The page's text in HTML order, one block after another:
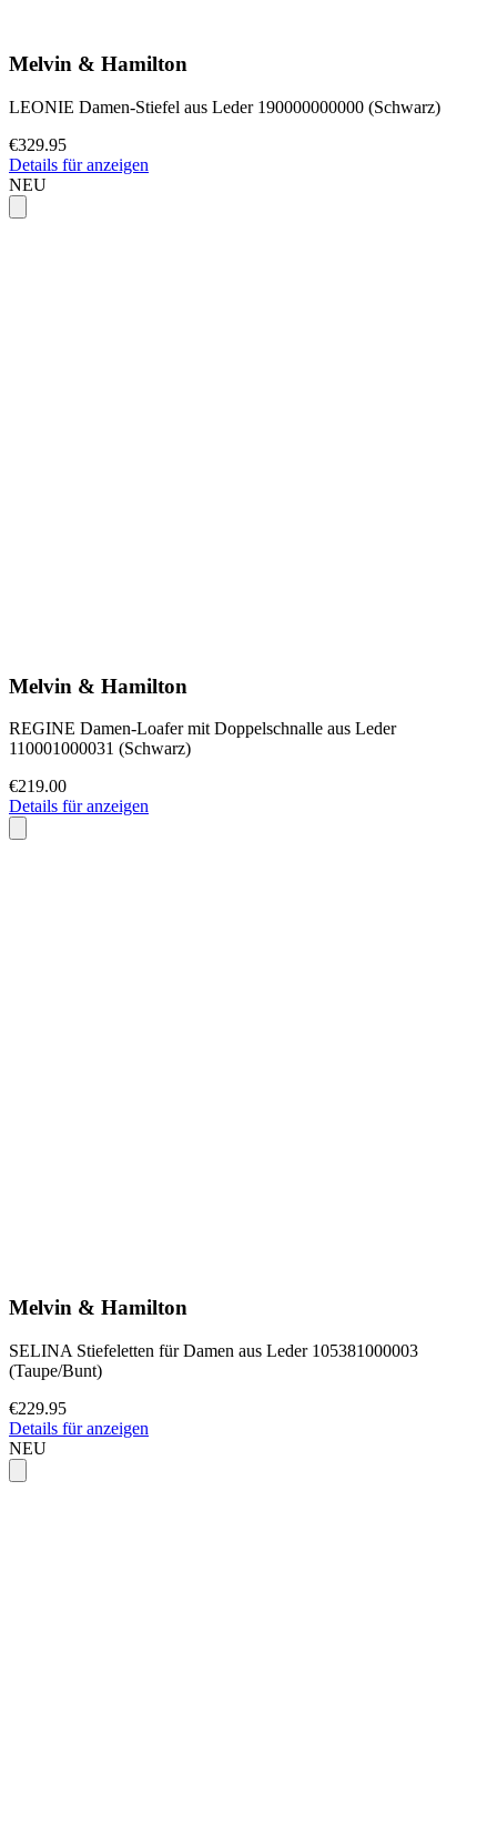
Melvin & Hamilton
LEONIE Damen-Stiefel aus Leder 190000000000 (Schwarz)
€329.95
Details für anzeigen
NEU
Melvin & Hamilton
REGINE Damen-Loafer mit Doppelschnalle aus Leder
110001000031 (Schwarz)
€219.00
Details für anzeigen
Melvin & Hamilton
SELINA Stiefeletten für Damen aus Leder 105381000003
(Taupe/Bunt)
€229.95
Details für anzeigen
NEU